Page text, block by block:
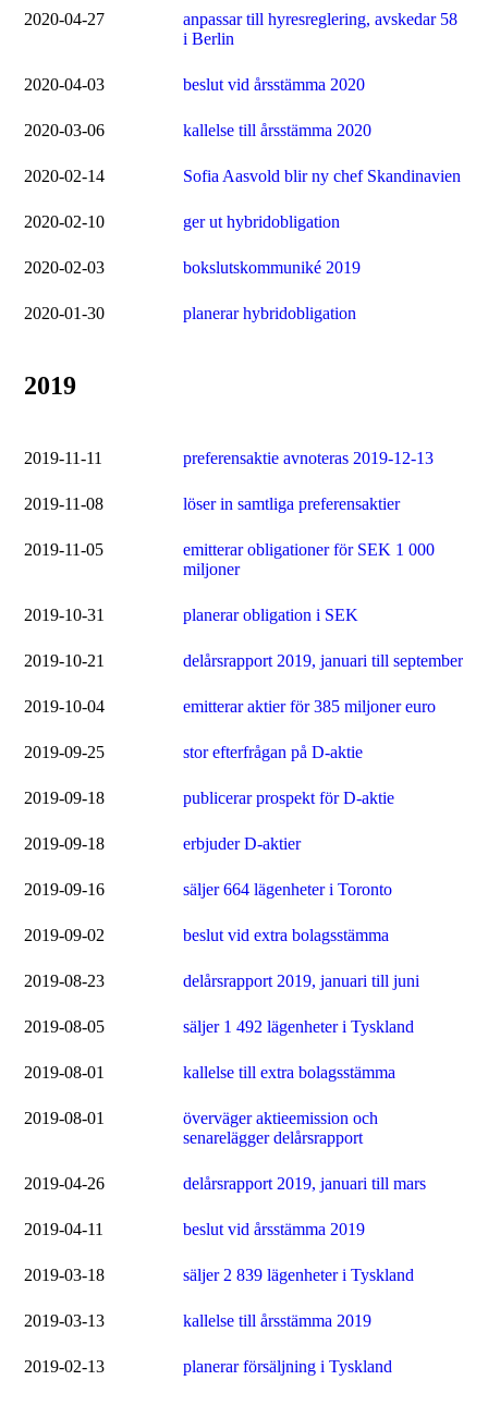
2020-04-27
anpassar till hyresreglering, avskedar 58
i Berlin
2020-04-03 beslut vid årsstämma 2020
2020-03-06 kallelse till årsstämma 2020
2020-02-14 Sofia Aasvold blir ny chef Skandinavien
2020-02-10 ger ut hybridobligation
2020-02-03 bokslutskommuniké 2019
2020-01-30 planerar hybridobligation
2019
2019-11-11 preferensaktie avnoteras 2019-12-13
2019-11-08 löser in samtliga preferensaktier
2019-11-05
emitterar obligationer för SEK 1 000
miljoner
2019-10-31 planerar obligation i SEK
2019-10-21 delårsrapport 2019, januari till september
2019-10-04 emitterar aktier för 385 miljoner euro
2019-09-25 stor efterfrågan på D-aktie
2019-09-18 publicerar prospekt för D-aktie
2019-09-18 erbjuder D-aktier
2019-09-16 säljer 664 lägenheter i Toronto
2019-09-02 beslut vid extra bolagsstämma
2019-08-23 delårsrapport 2019, januari till juni
2019-08-05 säljer 1 492 lägenheter i Tyskland
2019-08-01 kallelse till extra bolagsstämma
2019-08-01
överväger aktieemission och
senarelägger delårsrapport
2019-04-26 delårsrapport 2019, januari till mars
2019-04-11 beslut vid årsstämma 2019
2019-03-18 säljer 2 839 lägenheter i Tyskland
2019-03-13 kallelse till årsstämma 2019
2019-02-13 planerar försäljning i Tyskland